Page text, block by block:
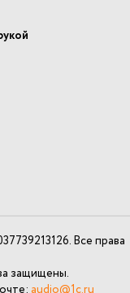
Все права
защищены.
audio@1c.ru